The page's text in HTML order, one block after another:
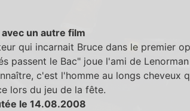
avec un autre film
qui incarnait Bruce dans le premier
passent le Bac" joue l'ami de
c'est l'homme au longs cheveux
lors du jeu de la fête.
le 14.08.2008